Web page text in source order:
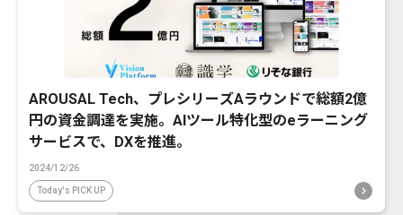
AROUSAL Tech、プレシリーズAラウンドで総額2億
円の資金調達を実施。AIツール特化型のeラーニング
サービスで、DXを推進。
2024/12/26
Today's PICK UP